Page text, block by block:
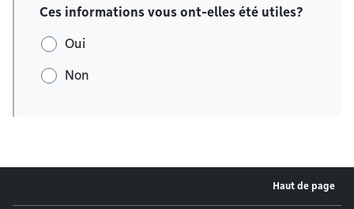
Ces informations vous ont-elles été utiles?
Oui
Non
Haut de page